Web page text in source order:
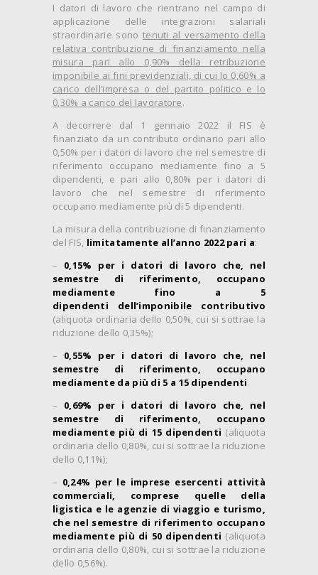
I datori di lavoro che rientrano nel campo di
applicazione delle integrazioni salariali
straordinarie sono tenuti al versamento della
relativa contribuzione di finanziamento nella
misura pari allo 0,90% della retribuzione
imponibile ai fini previdenziali, di cui lo 0,60% a
carico dell’impresa o del partito politico e lo
0,30% a carico del lavoratore.
A decorrere dal 1 gennaio 2022 il FIS è
finanziato da un contributo ordinario pari allo
0,50% per i datori di lavoro che nel semestre di
riferimento occupano mediamente fino a 5
dipendenti, e pari allo 0,80% per i datori di
lavoro che nel semestre di riferimento
occupano mediamente più di 5 dipendenti.
La misura della contribuzione di finanziamento
del FIS, limitatamente all’anno 2022 pari a:
– 0,15% per i datori di lavoro che, nel
semestre di riferimento, occupano
mediamente fino a 5
dipendenti dell’imponibile contributivo
(aliquota ordinaria dello 0,50%, cui si sottrae la
riduzione dello 0,35%);
– 0,55% per i datori di lavoro che, nel
semestre di riferimento, occupano
mediamente da più di 5 a 15 dipendenti.
– 0,69% per i datori di lavoro che, nel
semestre di riferimento, occupano
mediamente più di 15 dipendenti (aliquota
ordinaria dello 0,80%, cui si sottrae la riduzione
dello 0,11%);
– 0,24% per le imprese esercenti attività
commerciali, comprese quelle della
ligistica e le agenzie di viaggio e turismo,
che nel semestre di riferimento occupano
mediamente più di 50 dipendenti (aliquota
ordinaria dello 0,80%, cui si sottrae la riduzione
dello 0,56%).